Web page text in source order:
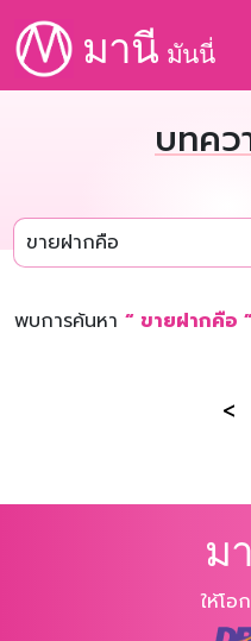
มานี มันนี่
บทคว
พบการค้นหา “ ขายฝากคือ ”
<
ม
ให้โอ